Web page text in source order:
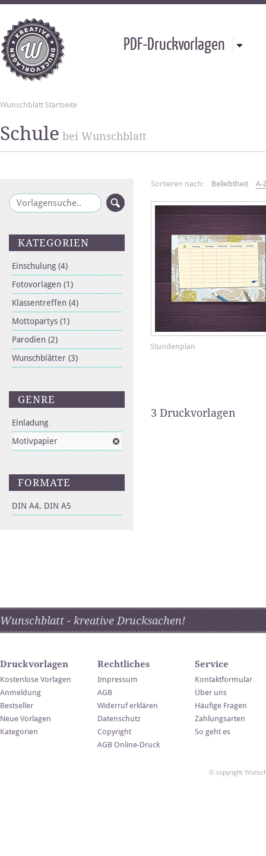
PDF-Druckvorlagen
Wunschblatt Startseite
Schule bei Wunschblatt
KATEGORIEN
Einschulung (4)
Fotovorlagen (1)
Klassentreffen (4)
Mottopartys (1)
Parodien (2)
Wunschblätter (3)
GENRE
Einladung
Motivpapier
FORMATE
DIN A4, DIN A5
Sortieren nach: Beliebtheit A-
Stundenplan
3 Druckvorlagen
Wunschblatt - kreative Drucksachen!
Druckvorlagen
Kostenlose Vorlagen
Anmeldung
Bestseller
Neue Vorlagen
Kategorien
Rechtliches
Impressum
AGB
Widerruf erklären
Datenschutz
Copyright
AGB Online-Druck
Service
Kontaktformular
Über uns
Häufige Fragen
Zahlungsarten
So geht es
© copyright